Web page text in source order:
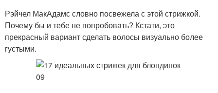
Рэйчел МакАдамс словно посвежела с этой стрижкой.
Почему бы и тебе не попробовать? Кстати, это
прекрасный вариант сделать волосы визуально более
густыми.